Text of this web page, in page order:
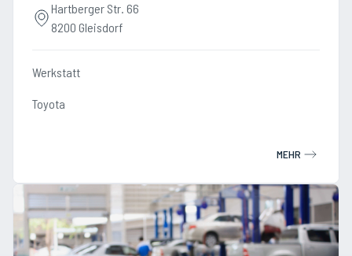
Hartberger Str. 66
8200 Gleisdorf
Werkstatt
Toyota
MEHR